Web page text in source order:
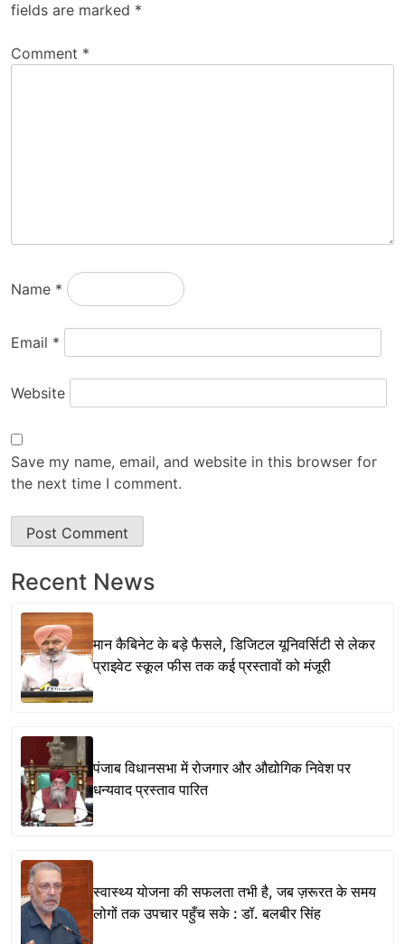
fields are marked *
Comment *
Name *
Email *
Website
Save my name, email, and website in this browser for
the next time I comment.
Recent News
मान कैबिनेट के बड़े फैसले, डिजिटल यूनिवर्सिटी से लेकर
प्राइवेट स्कूल फीस तक कई प्रस्तावों को मंजूरी
पंजाब विधानसभा में रोजगार और औद्योगिक निवेश पर
धन्यवाद प्रस्ताव पारित
स्वास्थ्य योजना की सफलता तभी है, जब ज़रूरत के समय
लोगों तक उपचार पहुँच सके : डॉ. बलबीर सिंह